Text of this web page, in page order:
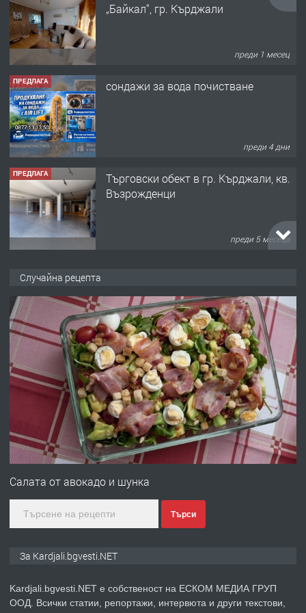
преди 4 дни
ПРЕДЛАГА
Tърговски обект в гр. Кърджали, кв.
преди 5 месеца
ПРЕДЛАГА търсим общ работник
преди 6 месеца
преди 7 месеца
ПРЕДЛАГА
Гараж под наем в супер център
Кърджали
преди 9 месеца
ПРЕДЛАГА
№3972 Парцел в регулация на брега
село Гняздово.
„Електротехник”/”Електромонтьор”
обучение
преди 1 година
Случайна рецепта
Салата от авокадо и шунка
Търси
За Kardjali.bgvesti.NET
Kardjali.bgvesti.NET е собственост на ЕСКОМ МЕДИА ГРУП
ООД. Всички статии, репортажи, интервюта и други текстови,